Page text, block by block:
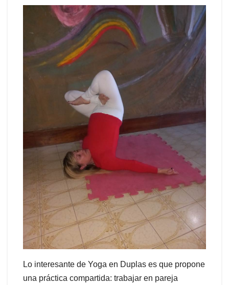
Lo interesante de Yoga en Duplas es que propone
una práctica compartida: trabajar en pareja